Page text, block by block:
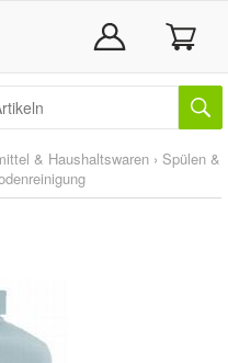
& Haushaltswaren › Spülen &